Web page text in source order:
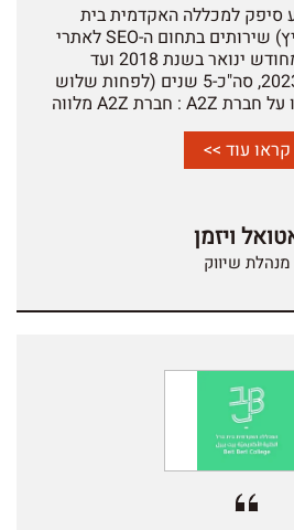
סיפק למכללה האקדמית בית
ברל (שם הגוף הממליץ) שירותים בתחום ה-SEO לאתרי
אינטרנט בתקופה שמחודש ינואר בשנת 2018 ועד
חודש דצמבר בשנת 2023, סה"כ-5 שנים (לפחות שלוש
שנים). להלן המלצתנו על חברת A2Z : חברת A2Z מלווה
המלצות לקידום עמודי האתר,
כתיבת מאמרים, דוחות
קראו עוד >>
ויזמן
מנהלת שיווק